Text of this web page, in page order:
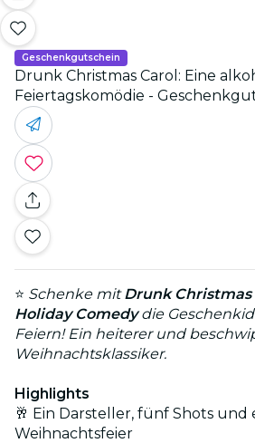
Geschenkgutschein
Drunk Christmas Carol: Eine
Feiertagskomödie -
⭐ Schenke mitDrunk Christmas
Holiday Comedydie
Feiern! Ein heiterer und
Weihnachtsklassiker.
Highlights
🥂 Ein Darsteller, fünf Shots und
Weihnachtsfeier